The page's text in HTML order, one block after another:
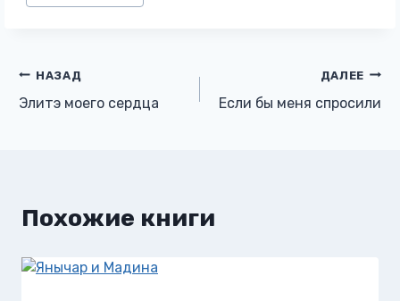
записи:
Навигация
по
НАЗАД
Элитэ моего сердца
ДАЛЕЕ
Если бы меня спросили
Похожие книги